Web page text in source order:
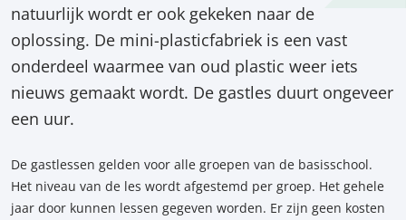
natuurlijk wordt er ook gekeken naar de
oplossing. De mini-plasticfabriek is een vast
onderdeel waarmee van oud plastic weer iets
nieuws gemaakt wordt. De gastles duurt ongeveer
een uur.
De gastlessen gelden voor alle groepen van de basisschool.
Het niveau van de les wordt afgestemd per groep. Het gehele
jaar door kunnen lessen gegeven worden. Er zijn geen kosten